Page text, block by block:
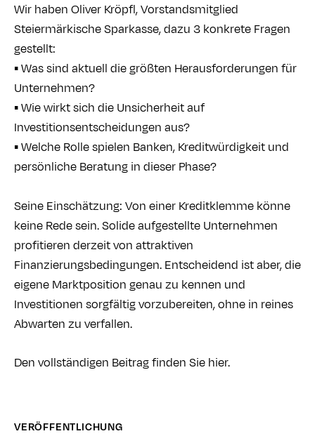
VERÖFFENTLICHUNG
Wir haben Oliver Kröpfl, Vorstandsmitglied
Steiermärkische Sparkasse, dazu 3 konkrete Fragen
gestellt:
▪️ Was sind aktuell die größten Herausforderungen für
Unternehmen?
▪️ Wie wirkt sich die Unsicherheit auf
Investitionsentscheidungen aus?
▪️ Welche Rolle spielen Banken, Kreditwürdigkeit und
persönliche Beratung in dieser Phase?
Seine Einschätzung: Von einer Kreditklemme könne
keine Rede sein. Solide aufgestellte Unternehmen
profitieren derzeit von attraktiven
Finanzierungsbedingungen. Entscheidend ist aber, die
eigene Marktposition genau zu kennen und
Investitionen sorgfältig vorzubereiten, ohne in reines
Abwarten zu verfallen.
Den vollständigen Beitrag finden Sie hier.